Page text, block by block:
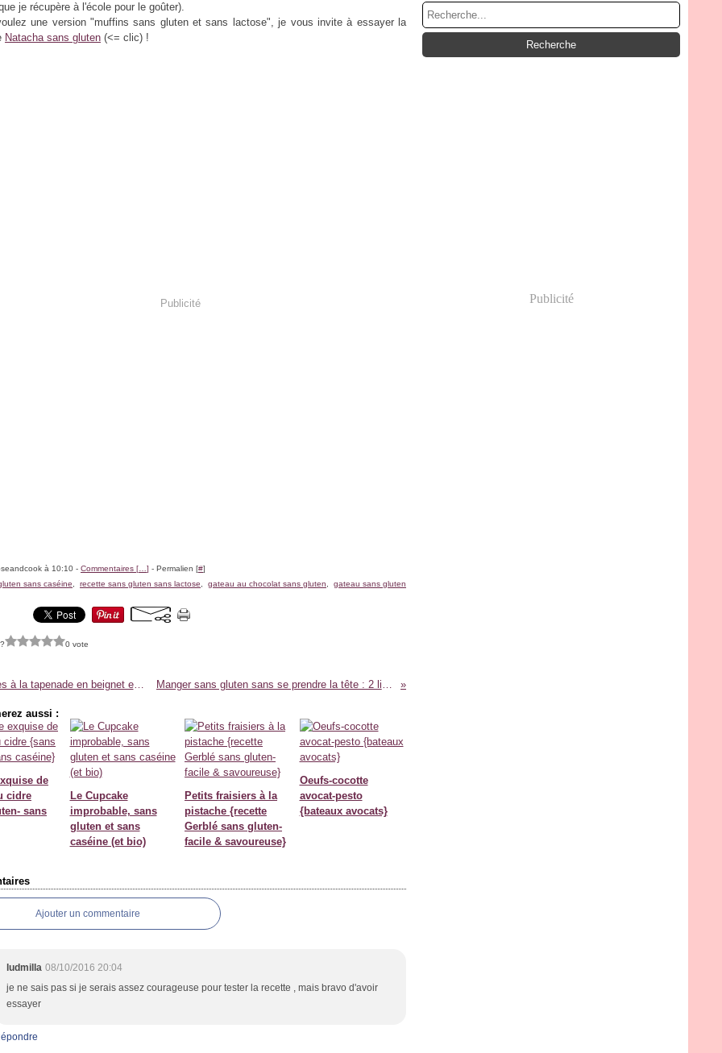
je récupère à l'école pour le goûter).
une version "muffins sans gluten et sans lactose", je vous invite à essayer la
Natacha sans gluten (<= clic) !
Publicité
à 10:10 - Commentaires [ ] - Permalien [#]
sans caséine recette sans gluten sans lactose gateau au chocolat sans gluten
gateau sans gluten
0 vote
Sardines à la tapenade en beignet et sauce aux piquillos {recette} Manger sans gluten sans se prendre la tête : 2 livres de ClemSansGluten à découvrir !
aussi :
de
cidre
sans
Le Cupcake
improbable, sans
gluten et sans
caséine (et bio)
Petits fraisiers à la
pistache {recette
Gerblé sans gluten-
facile & savoureuse}
Oeufs-cocotte
avocat-pesto
{bateaux avocats}
Ajouter un commentaire
ludmilla 08/10/2016 20:04
je ne sais pas si je serais assez courageuse pour tester la recette , mais bravo d'avoir
essayer
Publicité